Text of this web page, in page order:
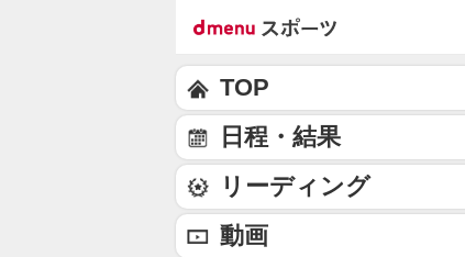
TOP
日程・結果
リーディング
動画